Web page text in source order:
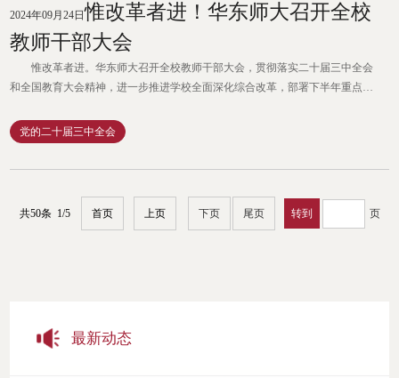
2024年09月24日惟改革者进！华东师大召开全校
教师干部大会
惟改革者进。华东师大召开全校教师干部大会，贯彻落实二十届三中全会
和全国教育大会精神，进一步推进学校全面深化综合改革，部署下半年重点工
量发展凝心聚力。会议由校党委副书记曹友谊主持。 华东师大召开全校教师
干部大会｜“不改革难有好出路，不改革难有真发展”校党委书记梅兵讲话
党的二十届三中全会
共50条 1/5 首页 上页 下页 尾页 页
最新动态